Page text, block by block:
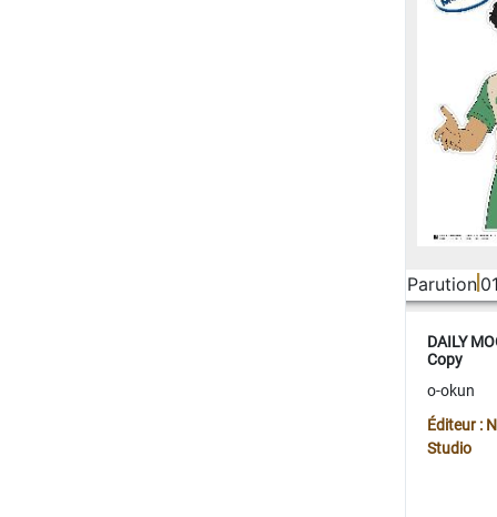
Parution
DAILY
Copy
o-okun
Éditeur :
Studio